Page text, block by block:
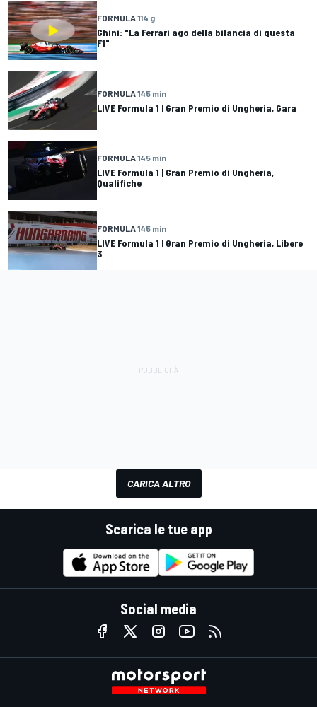
FORMULA 114 g
Ghini: "La Ferrari ago della bilancia di questa
F1"
FORMULA 145 min
LIVE Formula 1 | Gran Premio di Ungheria, Gara
FORMULA 145 min
LIVE Formula 1 | Gran Premio di Ungheria,
Qualifiche
FORMULA 145 min
LIVE Formula 1 | Gran Premio di Ungheria, Libere
3
CARICA ALTRO
Scarica le tue app
Social media